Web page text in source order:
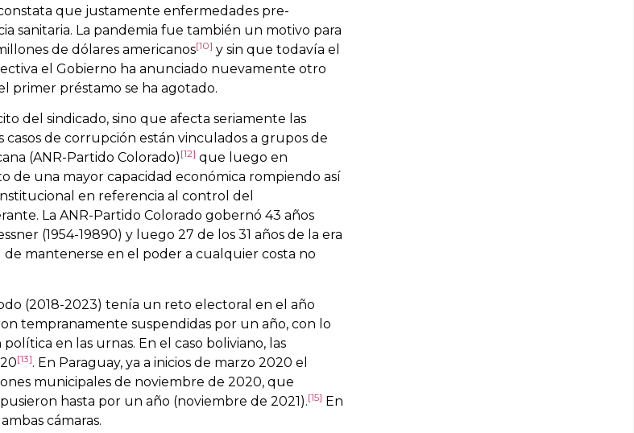
que justamente enfermedades pre-
sanitaria. La pandemia fue también un motivo para
de dólares americanos[10] y sin que todavía el
el Gobierno ha anunciado nuevamente otro
primer préstamo se ha agotado.
del sindicado, sino que afecta seriamente las
de corrupción están vinculados a grupos de
(ANR-Partido Colorado) [12] que luego en
de una mayor capacidad económica rompiendo así
en referencia al control del
La ANR-Partido Colorado gobernó 43 años
(1954-19890) y luego 27 de los 31 años de la era
de mantenerse en el poder a cualquier costa no
(2018-2023) tenía un reto electoral en el año
tempranamente suspendidas por un año, con lo
en las urnas. En el caso boliviano, las
[13]. En Paraguay, ya a inicios de marzo 2020 el
municipales de noviembre de 2020, que
hasta por un año (noviembre de 2021).[15] En
cámaras.